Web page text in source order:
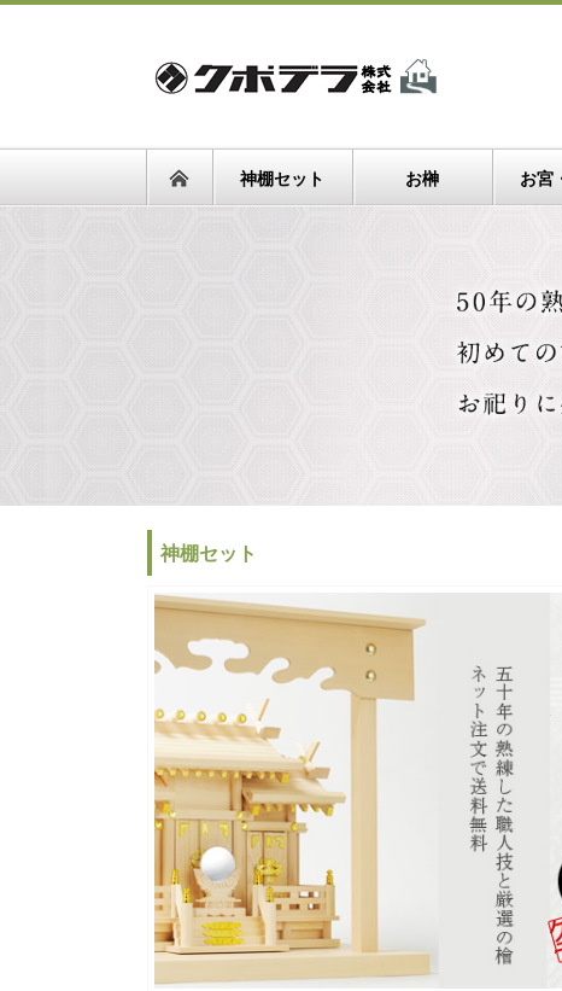
神棚セット お榊 お宮
神棚セット